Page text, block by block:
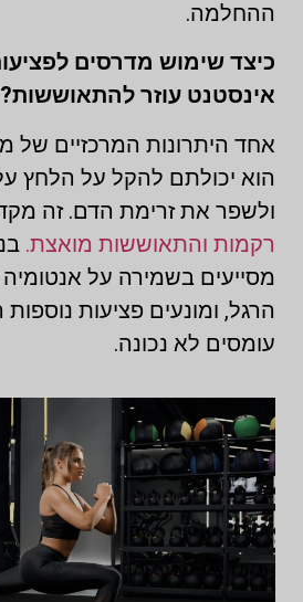
ההחלמה.
כיצד שימוש מדרסים
אינסטנט עוזר להתאוששות?
אחד היתרונות המרכזיים של
הוא יכולתם להקל על הלחץ
ולשפר את זרימת הדם. זה
רקמות והתאוששות מואצת.
מסייעים בשמירה על
הרגל, ומונעים פציעות
עומסים לא נכונה.